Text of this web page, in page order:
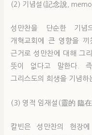
(2) 기념설(記念說,
성만찬을 단순한 기념
개혁교회에 큰 영향을 끼
근거로 성만찬에 대해 그
뜻이 없다고 말한다.
그리스도의 희생을 기념하
(3) 영적 임재설(靈的 臨
칼빈은 성만찬의 현장